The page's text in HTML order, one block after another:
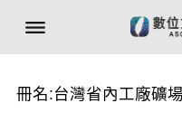
冊名:台灣省內工廠礦